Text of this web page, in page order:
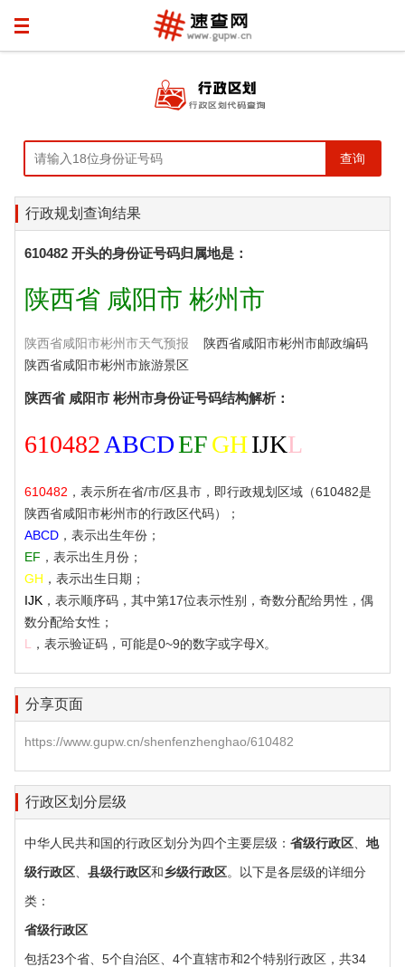
行政规划查询结果
610482 开头的身份证号码归属地是：
陕西省 咸阳市 彬州市
陕西省咸阳市彬州市天气预报
陕西省咸阳市彬州市邮政编码
陕西省咸阳市彬州市旅游景区
陕西省 咸阳市 彬州市身份证号码结构解析：
610482 ABCDEFGHIJKL
610482 ，表示所在省/市/区县市，即行政规划区域（610482是
陕西省咸阳市彬州市的行政区代码）；
ABCD ，表示出生年份；
EF ，表示出生月份；
GH ，表示出生日期；
IJK ，表示顺序码，其中第17位表示性别，奇数分配给男性，偶
数分配给女性；
L
，表示验证码，可能是0~9的数字或字母X。
分享页面
https://www.gupw.cn/shenfenzhenghao/610482
行政区划分层级
中华人民共和国的行政区划分为四个主要层级：‌ 省级行政区
地
级行政区
县级行政区‌和‌乡级行政区‌。以下是各层级的详细分
类：‌
‌省级行政区
包括23个省、5个自治区、4个直辖市和2个特别行政区，共34